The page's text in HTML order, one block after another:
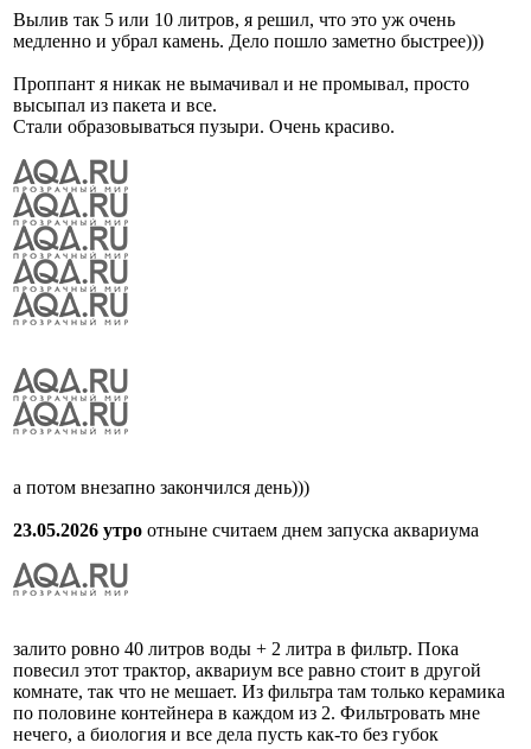
Вылив так 5 или 10 литров, я решил, что это уж очень
медленно и убрал камень. Дело пошло заметно быстрее)))
Проппант я никак не вымачивал и не промывал, просто
высыпал из пакета и все.
Стали образовываться пузыри. Очень красиво.
а потом внезапно закончился день)))
23.05.2026 утро отныне считаем днем запуска аквариума
залито ровно 40 литров воды + 2 литра в фильтр. Пока
повесил этот трактор, аквариум все равно стоит в другой
комнате, так что не мешает. Из фильтра там только керамика
по половине контейнера в каждом из 2. Фильтровать мне
нечего, а биология и все дела пусть как-то без губок